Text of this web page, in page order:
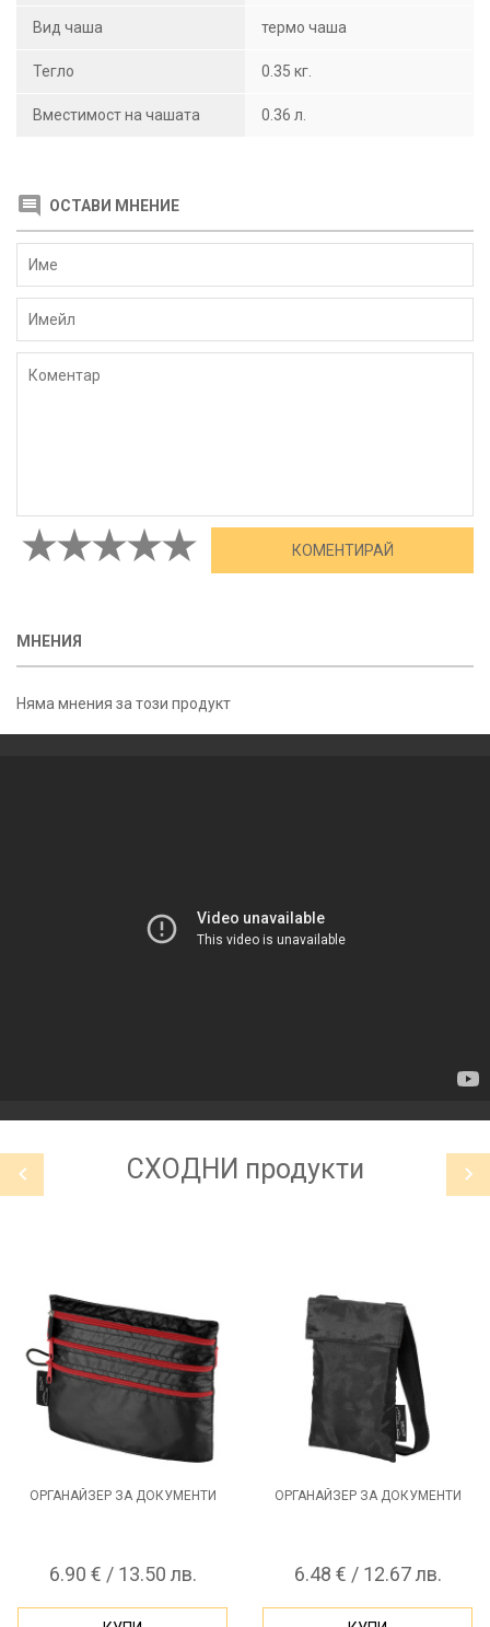
Вид чаша термо чаша
Тегло 0.35 кг.
Вместимост на чашата 0.36 л.
ОСТАВИ МНЕНИЕ
МНЕНИЯ
Няма мнения за този продукт
СХОДНИ продукти
ОРГАНАЙЗЕР ЗА ДОКУМЕНТИ
6.90 € / 13.50 лв.
ОРГАНАЙЗЕР ЗА ДОКУМЕНТИ
6.48 € / 12.67 лв.